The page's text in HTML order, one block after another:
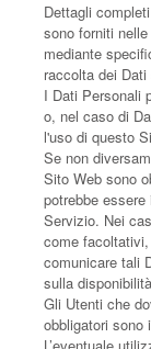
Dettagli
sono forniti
mediante
raccolta dei
I Dati Personali
o, nel caso di
l'uso di questo
Se non
Sito Web sono
potrebbe
Servizio. Nei
come
comunicare tali
sulla
Gli Utenti che
obbligatori sono